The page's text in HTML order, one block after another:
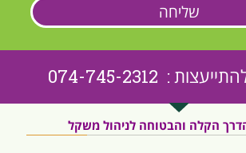
שליחה
: 074-745-2312
הקלה והבטוחה לניהול משקל